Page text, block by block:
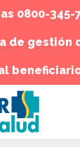
0800-345-
de gestión